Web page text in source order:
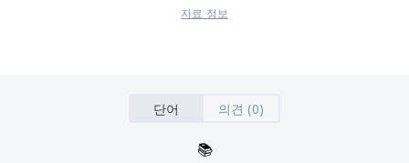
자료 정보
단어 의견 (0)
📚